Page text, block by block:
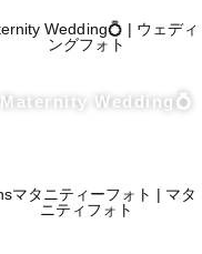
費をいただければど
Maternity Wedding💍